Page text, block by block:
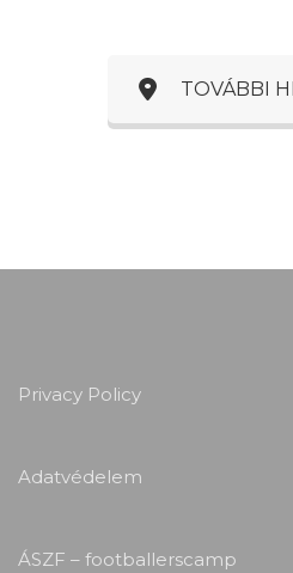
TOVÁBBI
Privacy Policy
Adatvédelem
ÁSZF – footballerscamp